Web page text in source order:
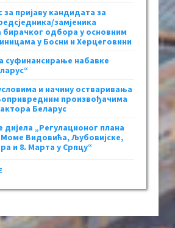
за пријаву кандидата за
замјеника
бирачког одбора у основним
у Босни и Херцеговини
суфинансирање набавке
и начину остваривања
произвођачима
Беларус
дијела „Регулационог плана
Моме Видовића, Љубовијске,
и 8. Марта у Српцу“